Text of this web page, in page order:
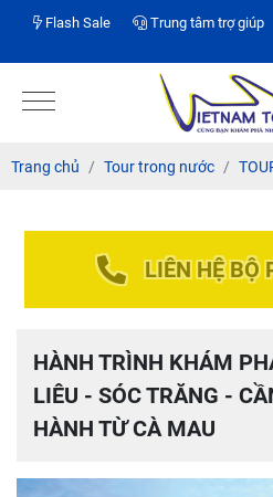
Flash Sale Trung tâm trợ giúp
Trang chủ Tour trong nước
LIÊN HỆ BỘ
HÀNH TRÌNH KHÁM
LIÊU - SÓC TRĂNG -
HÀNH TỪ CÀ MAU